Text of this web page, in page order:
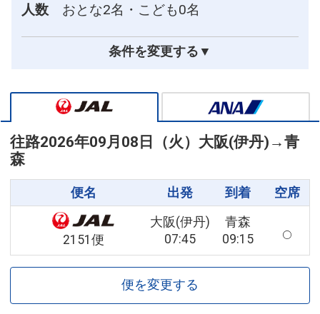
人数
おとな2名・こども0名
条件を変更する▼
往路2026年09月08日（火） 大阪(伊丹) →青
森
便名 出発 到着 空席
2151便
大阪(伊丹)
07:45
青森
09:15
便を変更する